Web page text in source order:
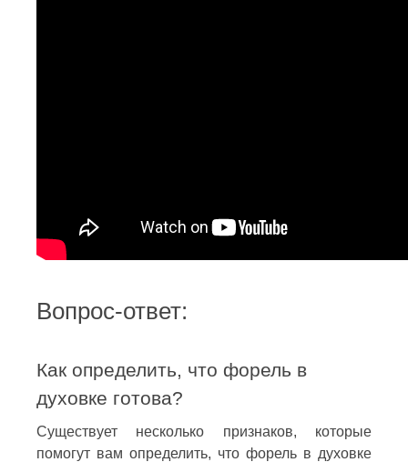
Вопрос-ответ:
Как определить, что форель в
духовке готова?
Существует несколько признаков, которые
помогут вам определить, что форель в духовке